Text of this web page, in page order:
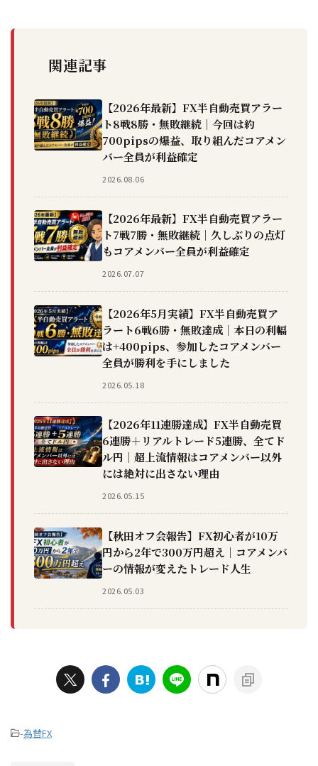
関連記事
【2026年最新】FX半自動売買アラー
ト8戦8勝・無敗継続｜今回は約
700pipsの爆益、取り組んだコアメン
バー全員が利益確定
2026.08.06
【2026年最新】FX半自動売買アラー
ト7戦7勝・無敗継続｜久しぶりの点灯
もコアメンバー全員が利益確定
2026.07.07
【2026年5月実績】FX半自動売買ア
ラート6戦6勝・無敗達成｜本日の利幅
は+400pips、参加したコアメンバー
全員が勝利を手にしました
2026.05.18
【2026年11連勝達成】FX半自動売買
6連勝＋リアルトレード5連勝、全てド
ル円｜超上流情報はコアメンバー以外
には絶対に出さない理由
2026.05.15
【秋田オフ会報告】FX初心者が10万
円から2年で300万円超え｜コアメンバ
ーの情報が変えたトレード人生
2026.05.03
-為替FX